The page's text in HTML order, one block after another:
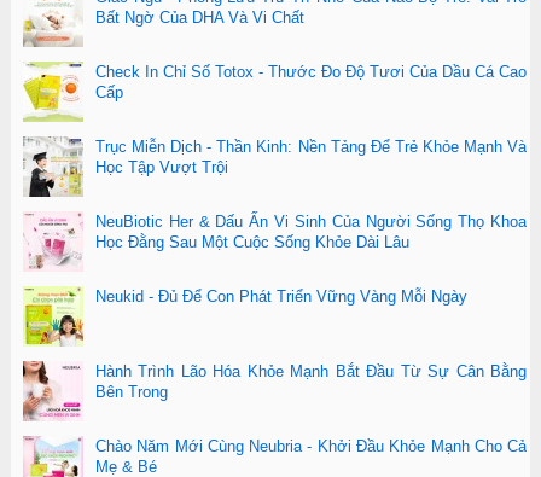
Bất Ngờ Của DHA Và Vi Chất
Check In Chỉ Số Totox - Thước Đo Độ Tươi Của Dầu Cá Cao
Cấp
Trục Miễn Dịch - Thần Kinh: Nền Tảng Để Trẻ Khỏe Mạnh Và
Học Tập Vượt Trội
NeuBiotic Her & Dấu Ấn Vi Sinh Của Người Sống Thọ Khoa
Học Đằng Sau Một Cuộc Sống Khỏe Dài Lâu
Neukid - Đủ Để Con Phát Triển Vững Vàng Mỗi Ngày
Hành Trình Lão Hóa Khỏe Mạnh Bắt Đầu Từ Sự Cân Bằng
Bên Trong
Chào Năm Mới Cùng Neubria - Khởi Đầu Khỏe Mạnh Cho Cả
Mẹ & Bé